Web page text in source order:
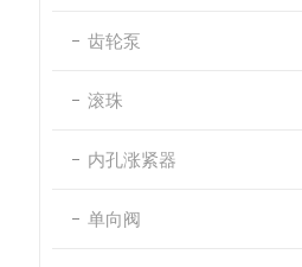
齿轮泵
滚珠
内孔涨紧器
单向阀